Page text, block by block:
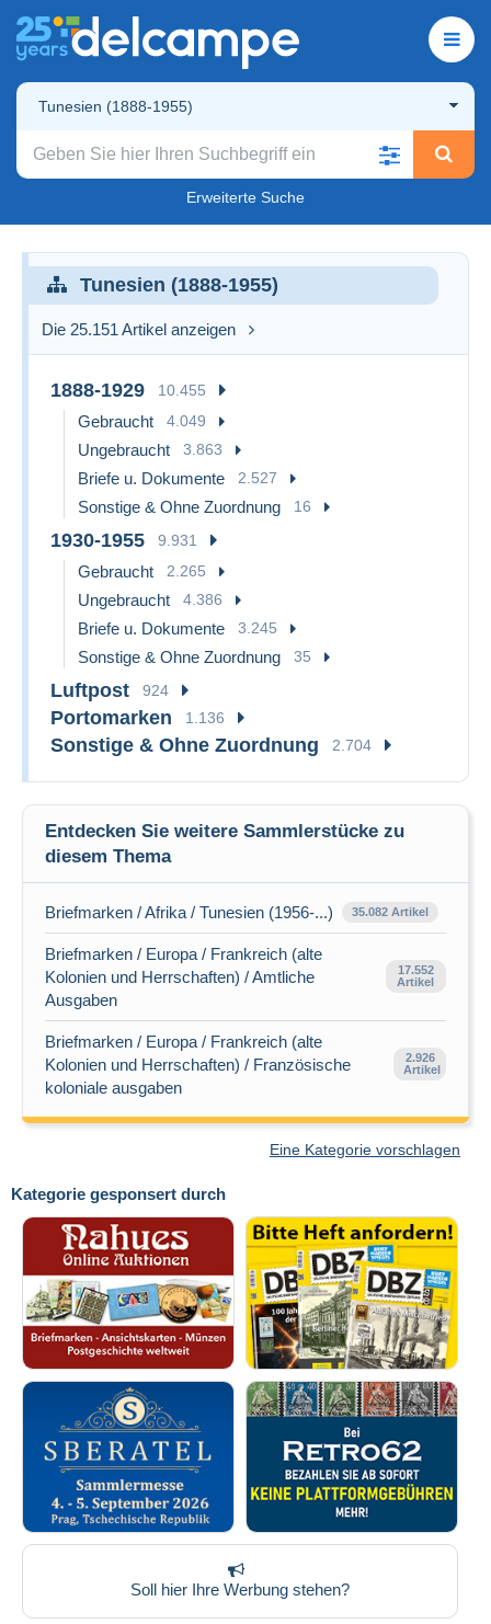
Tunesien (1888-1955)
Erweiterte Suche
Kategorie gesponsert durch
Soll hier Ihre Werbung stehen?
Tunesien (1888-1955)
Die 25.151 Artikel anzeigen
1888-1929 10.455
Gebraucht 4.049
Ungebraucht 3.863
Briefe u. Dokumente 2.527
Sonstige & Ohne Zuordnung 16
1930-1955 9.931
Gebraucht 2.265
Ungebraucht 4.386
Briefe u. Dokumente 3.245
Sonstige & Ohne Zuordnung 35
Luftpost 924
Portomarken 1.136
Sonstige & Ohne Zuordnung 2.704
Entdecken Sie weitere Sammlerstücke zu
diesem Thema
Briefmarken / Afrika / Tunesien (1956-...) 35.082 Artikel
Briefmarken / Europa / Frankreich (alte
Kolonien und Herrschaften) / Amtliche
Ausgaben
17.552
Artikel
Briefmarken / Europa / Frankreich (alte
Kolonien und Herrschaften) / Französische
koloniale ausgaben
2.926
Artikel
Eine Kategorie vorschlagen